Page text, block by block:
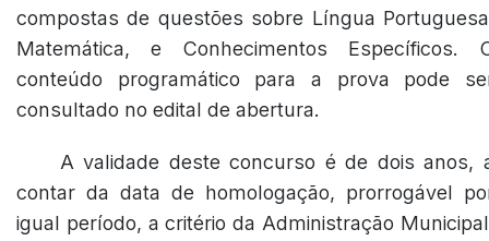
compostas de questões sobre Língua
Matemática, e Conhecimentos Específicos.
conteúdo programático para a prova pode
consultado no edital de abertura.
A validade deste concurso é de dois anos,
contar da data de homologação, prorrogável
igual período, a critério da Administração